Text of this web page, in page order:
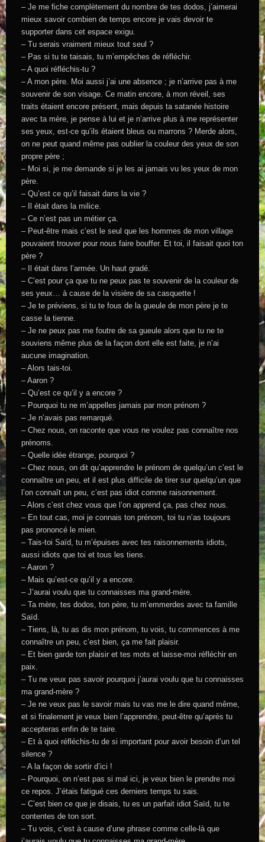
– Je me fiche complètement du nombre de tes dodos, j’aimerai
mieux savoir combien de temps encore je vais devoir te
supporter dans cet espace exigu.
– Tu serais vraiment mieux tout seul ?
– Pas si tu te taisais, tu m’empêches de réfléchir.
– A quoi réfléchis-tu ?
– A mon père. Moi aussi j’ai une absence ; je n’arrive pas à me
souvenir de son visage. Ce matin encore, à mon réveil, ses
traits étaient encore présent, mais depuis ta satanée histoire
avec ta mère, je pense à lui et je n’arrive plus à me représenter
ses yeux, est-ce qu’ils étaient bleus ou marrons ? Merde alors,
on ne peut quand même pas oublier la couleur des yeux de son
propre père ;
– Moi si, je me demande si je les ai jamais vu les yeux de mon
père.
– Qu’est ce qu’il faisait dans la vie ?
– Il était dans la milice.
– Ce n’est pas un métier ça.
– Peut-être mais c’est le seul que les hommes de mon village
pouvaient trouver pour nous faire bouffer. Et toi, il faisait quoi ton
père ?
– Il était dans l’armée. Un haut gradé.
– C’est pour ça que tu ne peux pas te souvenir de la couleur de
ses yeux… à cause de la visière de sa casquette !
– Je te préviens, si tu te fous de la gueule de mon père je te
casse la tienne.
– Je ne peux pas me foutre de sa gueule alors que tu ne te
souviens même plus de la façon dont elle est faite, je n’ai
aucune imagination.
– Alors tais-toi.
– Aaron ?
– Qu’est ce qu’il y a encore ?
– Pourquoi tu ne m’appelles jamais par mon prénom ?
– Je n’avais pas remarqué.
– Chez nous, on raconte que vous ne voulez pas connaître nos
prénoms.
– Quelle idée étrange, pourquoi ?
– Chez nous, on dit qu’apprendre le prénom de quelqu’un c’est le
connaître un peu, et il est plus difficile de tirer sur quelqu’un que
l’on connaît un peu, c’est pas idiot comme raisonnement.
– Alors c’est chez vous que l’on apprend ça, pas chez nous.
– En tout cas, moi je connais ton prénom, toi tu n’as toujours
pas prononcé le mien.
– Tais-toi Saïd, tu m’épuises avec tes raisonnements idiots,
aussi idiots que toi et tous les tiens.
– Aaron ?
– Mais qu’est-ce qu’il y a encore.
– J’aurai voulu que tu connaisses ma grand-mère.
– Ta mère, tes dodos, ton père, tu m’emmerdes avec ta famille
Saïd.
– Tiens, là, tu as dis mon prénom, tu vois, tu commences à me
connaître un peu, c’est bien, ça me fait plaisir.
– Et bien garde ton plaisir et tes mots et laisse-moi réfléchir en
paix.
– Tu ne veux pas savoir pourquoi j’aurai voulu que tu connaisses
ma grand-mère ?
– Je ne veux pas le savoir mais tu vas me le dire quand même,
et si finalement je veux bien l’apprendre, peut-être qu’après tu
accepteras enfin de te taire.
– Et à quoi réfléchis-tu de si important pour avoir besoin d’un tel
silence ?
– A la façon de sortir d’ici !
– Pourquoi, on n’est pas si mal ici, je veux bien le prendre moi
ce repos. J’étais fatigué ces derniers temps tu sais.
– C’est bien ce que je disais, tu es un parfait idiot Saïd, tu te
contentes de ton sort.
– Tu vois, c’est à cause d’une phrase comme celle-là que